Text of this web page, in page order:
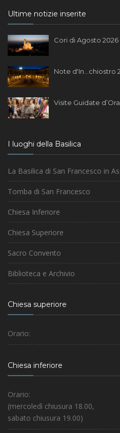
Ultime notizie inserite
Cori di Agosto 2026
Note d'In...chiostro
Visite Guidate
I luoghi della Basilica
La Basilica di San Francesco in
Tomba di San Francesco
Chiesa Inferiore
Chiesa Superiore
Sacro Convento
Biblioteca e Archivio
Chiesa superiore
Orario:
Chiesa inferiore
Orario:
(mercoledì chiusura 18.00,
sabato chiusura 19.00)